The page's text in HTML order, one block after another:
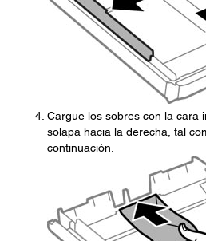
Cargue los sobres con la cara
solapa hacia la derecha, tal
continuación.